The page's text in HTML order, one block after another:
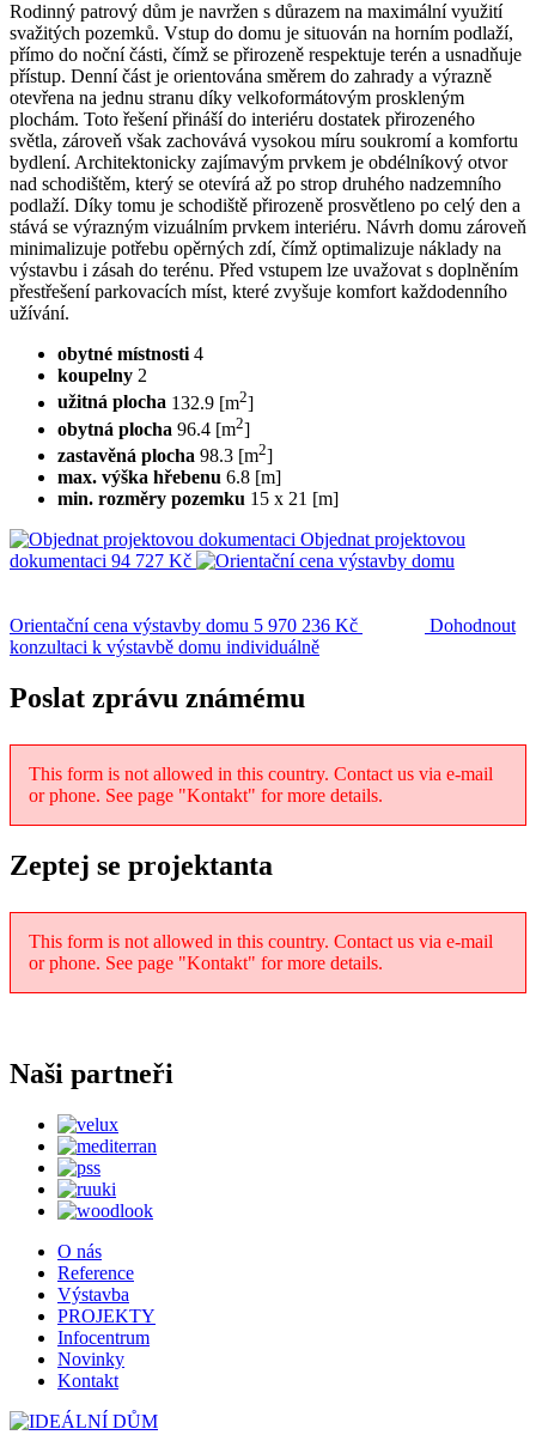
Rodinný patrový dům je navržen s důrazem na maximální využití
svažitých pozemků. Vstup do domu je situován na horním podlaží,
přímo do noční části, čímž se přirozeně respektuje terén a usnadňuje
přístup. Denní část je orientována směrem do zahrady a výrazně
otevřena na jednu stranu díky velkoformátovým proskleným
plochám. Toto řešení přináší do interiéru dostatek přirozeného
světla, zároveň však zachovává vysokou míru soukromí a komfortu
bydlení. Architektonicky zajímavým prvkem je obdélníkový otvor
nad schodištěm, který se otevírá až po strop druhého nadzemního
podlaží. Díky tomu je schodiště přirozeně prosvětleno po celý den a
stává se výrazným vizuálním prvkem interiéru. Návrh domu zároveň
minimalizuje potřebu opěrných zdí, čímž optimalizuje náklady na
výstavbu i zásah do terénu. Před vstupem lze uvažovat s doplněním
přestřešení parkovacích míst, které zvyšuje komfort každodenního
užívání.
obytné místnosti 4
koupelny 2
užitná plocha 132.9 [m2]
obytná plocha 96.4 [m2]
zastavěná plocha 98.3 [m2]
max. výška hřebenu 6.8 [m]
min. rozměry pozemku 15 x 21 [m]
Objednat projektovou
dokumentaci 94 727 Kč
Orientační cena výstavby domu 5 970 236 Kč
Dohodnout
konzultaci k výstavbě domu individuálně
Poslat zprávu známému
This form is not allowed in this country. Contact us via e-mail
or phone. See page "Kontakt" for more details.
Zeptej se projektanta
This form is not allowed in this country. Contact us via e-mail
or phone. See page "Kontakt" for more details.
Naši partneři
O nás
Reference
Výstavba
PROJEKTY
Infocentrum
Novinky
Kontakt